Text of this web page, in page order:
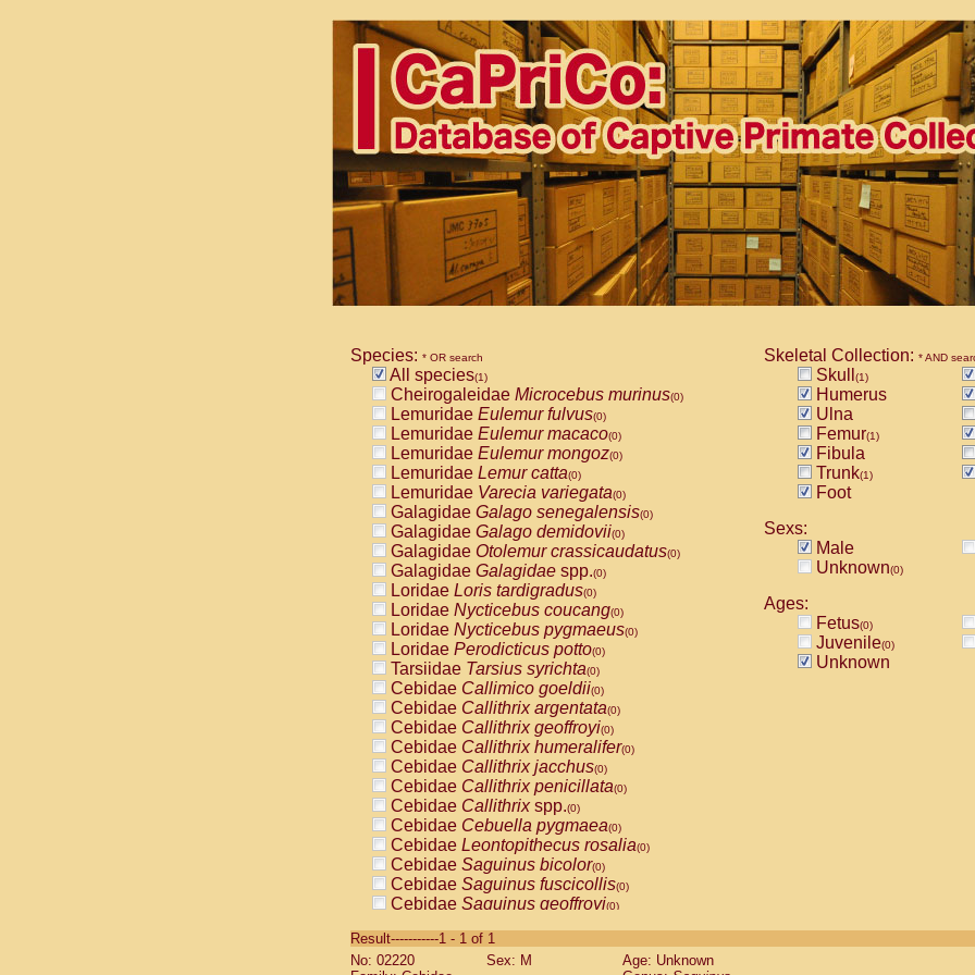
Species: * OR search
All species(1)
Cheirogaleidae Microcebus murinus(0)
Lemuridae Eulemur fulvus(0)
Lemuridae Eulemur macaco(0)
Lemuridae Eulemur mongoz(0)
Lemuridae Lemur catta(0)
Lemuridae Varecia variegata(0)
Galagidae Galago senegalensis(0)
Galagidae Galago demidovii(0)
Galagidae Otolemur crassicaudatus(0)
Galagidae Galagidae spp.(0)
Loridae Loris tardigradus(0)
Loridae Nycticebus coucang(0)
Loridae Nycticebus pygmaeus(0)
Loridae Perodicticus potto(0)
Tarsiidae Tarsius syrichta(0)
Cebidae Callimico goeldii(0)
Cebidae Callithrix argentata(0)
Cebidae Callithrix geoffroyi(0)
Cebidae Callithrix humeralifer(0)
Cebidae Callithrix jacchus(0)
Cebidae Callithrix penicillata(0)
Cebidae Callithrixspp.(0)
Cebidae Cebuella pygmaea(0)
Cebidae Leontopithecus rosalia(0)
Cebidae Saguinus bicolor(0)
Cebidae Saguinus fuscicollis(0)
Cebidae Saguinus geoffroyi(0)
CebidaeSaguinus labiatus(0)
Cebidae Saguinus leucopus (0)
Skeletal Collection: * AND
Skull (1)
Humerus
Ulna
Femur(1)
Fibula
Trunk(1)
Foot
Sexs:
Male
Unknown(0)
Ages:
Fetus(0)
Juvenile(0)
Unknown
Result-----------1 - 1 of 1
No: 02220
Sex: M
Age: Unknown